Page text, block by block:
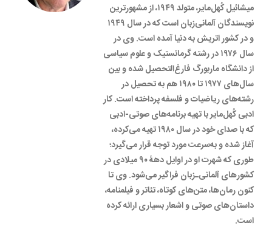
میشائیل کُهل‌مایر، متولد ۱۹۴۹، از مشهورترین
نویسندگان آلمانی‌زبان است که در سال ۱۹۴۹
و در کشور اتریش به دنیا آمده است. وی در
سال ۱۹۷۶ در رشته گرمانستیک و علوم سیاسی
از دانشگاه ماربورگ فارغ‌التحصیل شده و بین
سال‌های ۱۹۷۷ تا ۱۹۸۰ هم به تحصیل در
رشته‌های ریاضیات و فلسفه پرداخته است. کار
ادبی کُهل‌مایر با تهیه برنامه‌های صوتی-ادبی
که با صدای خود در سال ۱۹۸۰ تهیه می‌کرده،
آغاز شده و به‌سرعت مورد توجه قرار می‌گیرد؛
طوری که شهرت او در اوایل دهۀ ۹۰ میلادی در
کشورهای آلمانی‌ـ‌زبان فراگیر می‌شود. وی تا
کنون رمان‌ها، متن‌های کوتاه، تئاتر و فیلمنامه،
داستان‌های صوتی و اشعار بسیاری ارائه کرده
است.